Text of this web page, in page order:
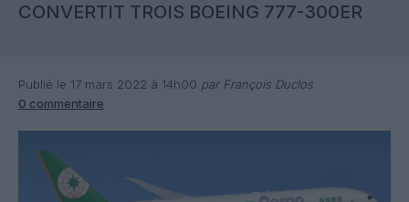
CONVERTIT TROIS BOEING 777-300ER
Publié le 17 mars 2022 à 14h00 par François Duclos
0 commentaire